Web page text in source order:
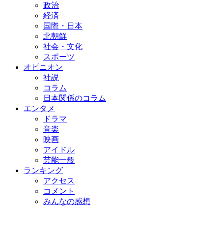
政治
経済
国際・日本
北朝鮮
社会・文化
スポーツ
オピニオン
社説
コラム
日本関係のコラム
エンタメ
ドラマ
音楽
映画
アイドル
芸能一般
ランキング
アクセス
コメント
みんなの感想